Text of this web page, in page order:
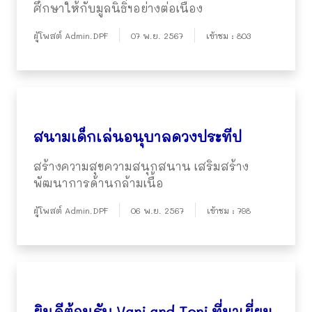
ศึกษาให้กับมูลนิธิฯอย่างต่อเนื่อง
ผู้โพสต์ Admin.DPF 07 พ.ย. 2567 เข้าชม : 803
สนามเด็กเล่นอนุบาลดวงประทีป
สร้างความสุขความสนุกสนาน เสริมสร้าง
พัฒนาการด้านกล้ามเนื้อ
ผู้โพสต์ Admin.DPF 06 พ.ย. 2567 เข้าชม : 798